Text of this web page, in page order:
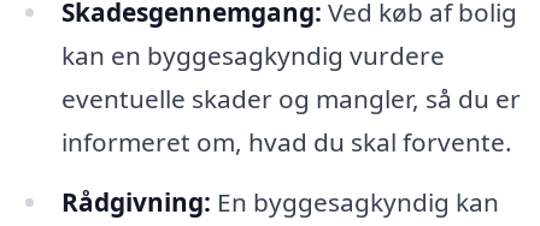
Skadesgennemgang: Ved køb af bolig
kan en byggesagkyndig vurdere
eventuelle skader og mangler, så du er
informeret om, hvad du skal forvente.
Rådgivning: En byggesagkyndig kan